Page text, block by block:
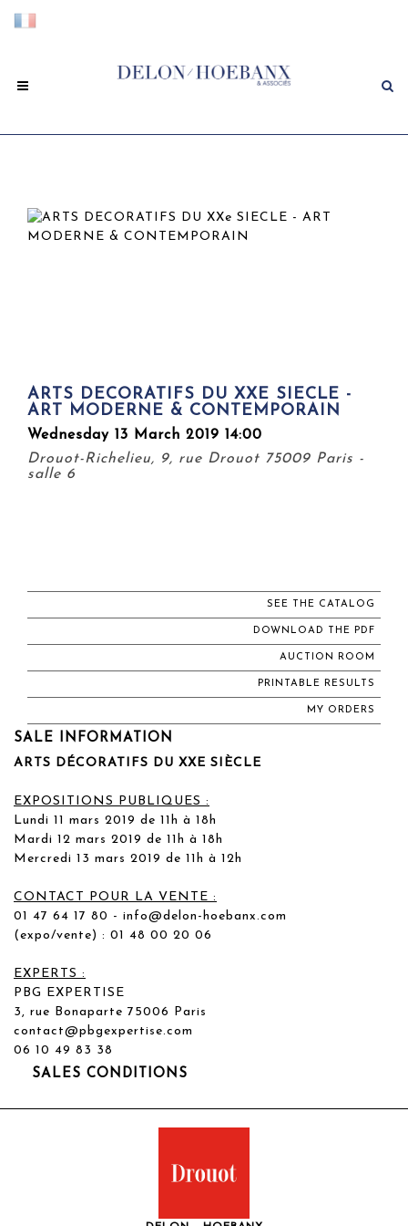
ARTS DECORATIFS DU XXE SIECLE -
ART MODERNE & CONTEMPORAIN
Wednesday 13 March 2019 14:00
Drouot-Richelieu, 9, rue Drouot 75009 Paris -
salle 6
SEE THE CATALOG
DOWNLOAD THE PDF
AUCTION ROOM
PRINTABLE RESULTS
MY ORDERS
SALE INFORMATION
ARTS DÉCORATIFS DU XXE SIÈCLE
EXPOSITIONS PUBLIQUES :
Lundi 11 mars 2019 de 11h à 18h
Mardi 12 mars 2019 de 11h à 18h
Mercredi 13 mars 2019 de 11h à 12h
CONTACT POUR LA VENTE :
01 47 64 17 80 - info@delon-hoebanx.com
(expo/vente) : 01 48 00 20 06
EXPERTS :
PBG EXPERTISE
3, rue Bonaparte 75006 Paris
contact@pbgexpertise.com
06 10 49 83 38
SALES CONDITIONS